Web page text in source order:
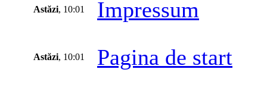
Astăzi, 10:01 Impressum
Astăzi, 10:01 Pagina de start